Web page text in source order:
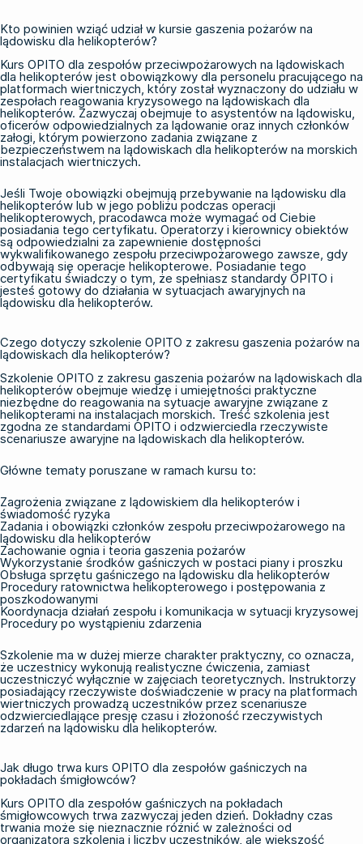
Kto powinien wziąć udział w kursie gaszenia pożarów na
lądowisku dla helikopterów?
Kurs OPITO dla zespołów przeciwpożarowych na lądowiskach
dla helikopterów jest obowiązkowy dla personelu pracującego na
platformach wiertniczych, który został wyznaczony do udziału w
zespołach reagowania kryzysowego na lądowiskach dla
helikopterów. Zazwyczaj obejmuje to asystentów na lądowisku,
oficerów odpowiedzialnych za lądowanie oraz innych członków
załogi, którym powierzono zadania związane z
bezpieczeństwem na lądowiskach dla helikopterów na morskich
instalacjach wiertniczych.
Jeśli Twoje obowiązki obejmują przebywanie na lądowisku dla
helikopterów lub w jego pobliżu podczas operacji
helikopterowych, pracodawca może wymagać od Ciebie
posiadania tego certyfikatu. Operatorzy i kierownicy obiektów
są odpowiedzialni za zapewnienie dostępności
wykwalifikowanego zespołu przeciwpożarowego zawsze, gdy
odbywają się operacje helikopterowe. Posiadanie tego
certyfikatu świadczy o tym, że spełniasz standardy OPITO i
jesteś gotowy do działania w sytuacjach awaryjnych na
lądowisku dla helikopterów.
Czego dotyczy szkolenie OPITO z zakresu gaszenia pożarów na
lądowiskach dla helikopterów?
Szkolenie OPITO z zakresu gaszenia pożarów na lądowiskach dla
helikopterów obejmuje wiedzę i umiejętności praktyczne
niezbędne do reagowania na sytuacje awaryjne związane z
helikopterami na instalacjach morskich. Treść szkolenia jest
zgodna ze standardami OPITO i odzwierciedla rzeczywiste
scenariusze awaryjne na lądowiskach dla helikopterów.
Główne tematy poruszane w ramach kursu to:
Zagrożenia związane z lądowiskiem dla helikopterów i
świadomość ryzyka
Zadania i obowiązki członków zespołu przeciwpożarowego na
lądowisku dla helikopterów
Zachowanie ognia i teoria gaszenia pożarów
Wykorzystanie środków gaśniczych w postaci piany i proszku
Obsługa sprzętu gaśniczego na lądowisku dla helikopterów
Procedury ratownictwa helikopterowego i postępowania z
poszkodowanymi
Koordynacja działań zespołu i komunikacja w sytuacji kryzysowej
Procedury po wystąpieniu zdarzenia
Szkolenie ma w dużej mierze charakter praktyczny, co oznacza,
że uczestnicy wykonują realistyczne ćwiczenia, zamiast
uczestniczyć wyłącznie w zajęciach teoretycznych. Instruktorzy
posiadający rzeczywiste doświadczenie w pracy na platformach
wiertniczych prowadzą uczestników przez scenariusze
odzwierciedlające presję czasu i złożoność rzeczywistych
zdarzeń na lądowisku dla helikopterów.
Jak długo trwa kurs OPITO dla zespołów gaśniczych na
pokładach śmigłowców?
Kurs OPITO dla zespołów gaśniczych na pokładach
śmigłowcowych trwa zazwyczaj jeden dzień. Dokładny czas
trwania może się nieznacznie różnić w zależności od
organizatora szkolenia i liczby uczestników, ale większość